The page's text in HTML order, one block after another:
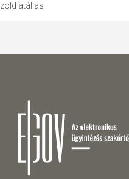
zöld átállás